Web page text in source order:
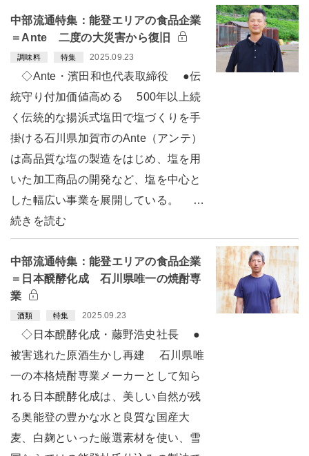
中部流通特集：能登エリアの食品企業
＝Ante 二度の大災害から復旧
調味料 特集 2025.09.23
◇Ante・濱田和也代表取締役 ●伝
統守り付加価値高める 500年以上続
く伝統的な揚浜式塩田で塩づくりを手
掛ける石川県加賀市のAnte（アンテ）
は高品質な塩の製造をはじめ、塩を用
いた加工商品の開発など、塩を中心と
した幅広い事業を展開している。 …
続きを読む
中部流通特集：能登エリアの食品企業
＝日本醗酵化成 石川県唯一の焼酎専
業
酒類 特集 2025.09.23
◇日本醗酵化成・藤野浩史社長 ●
被害逃れた原酒生かし再建 石川県唯
一の本格焼酎専業メーカーとして知ら
れる日本醗酵化成は、美しい自然が残
る奥能登の豊かな水と良質な国産大
麦、白麹といった厳選素材を使い、雪